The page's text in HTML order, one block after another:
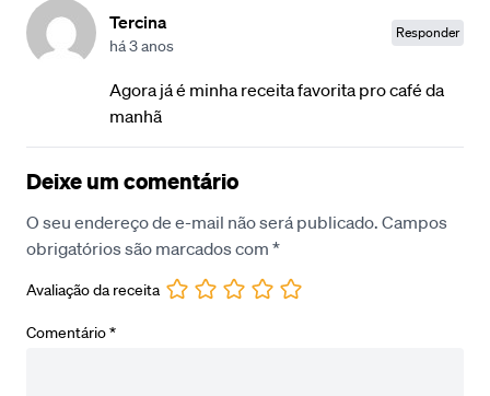
Tercina
há 3 anos
Responder
Agora já é minha receita favorita pro café da
manhã
Deixe um comentário
O seu endereço de e-mail não será publicado. Campos
obrigatórios são marcados com *
Avaliação da receita
Comentário*